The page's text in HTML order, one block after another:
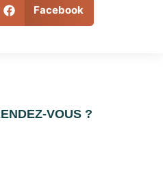
Facebook
VOUS ?